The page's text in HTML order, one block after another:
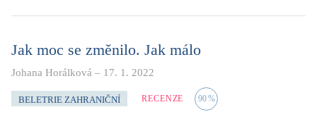
Jak moc se změnilo. Jak málo
Johana Horálková – 17. 1. 2022
BELETRIE ZAHRANIČNÍ RECENZE 90%